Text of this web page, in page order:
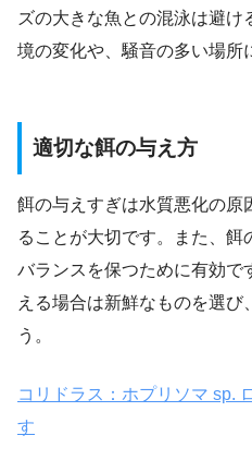
ズの大きな魚との混泳は避
境の変化や、騒音の多い場所
適切な餌の与え方
餌の与えすぎは水質悪化の原
ることが大切です。また、
バランスを保つために有効で
える場合は新鮮なものを選び
う。
コリドラス：ホプリソマ sp.
す